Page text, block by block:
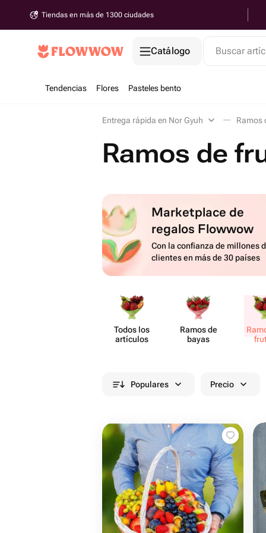
Tiendas en más de 1300 ciudades
Catálogo Buscar
Tendencias Flores Pasteles bento
Entrega rápida en Nor Gyuh Ramos
Ramos de
Marketplace de
regalos Flowwow
Con la confianza de millones
clientes en más de 30 países
Todos los
artículos
Ramos de
bayas
Populares Precio